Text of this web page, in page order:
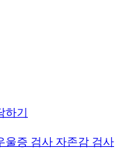
하기
울증 검사 자존감 검사